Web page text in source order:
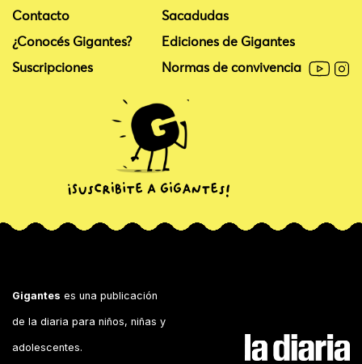
Contacto
¿Conocés Gigantes?
Suscripciones
Sacadudas
Ediciones de Gigantes
Normas de convivencia
Gigantes es una publicación
de la diaria para niños, niñas y
adolescentes.